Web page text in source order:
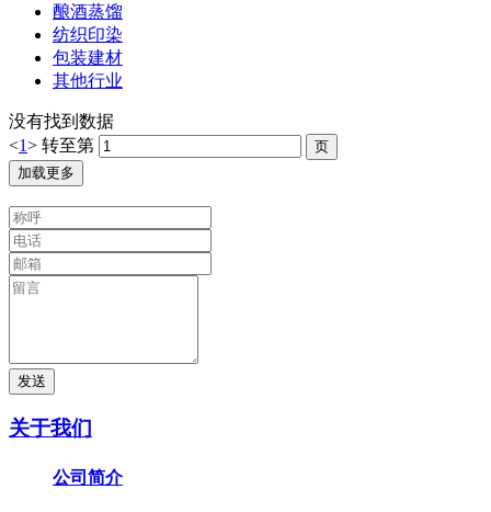
酿酒蒸馏
纺织印染
包装建材
其他行业
没有找到数据
<1> 转至第
加载更多
发送
关于我们
公司简介